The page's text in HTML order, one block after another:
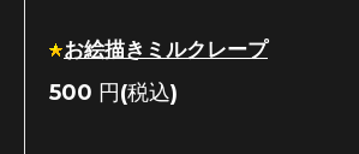
お絵描きミルクレープ
500 円(税込)